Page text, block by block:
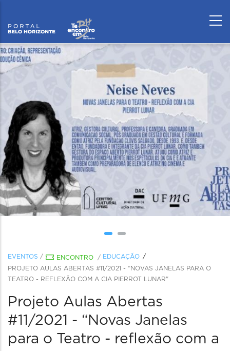
EVENTOS / ENCONTRO / EDUCAÇÃO
PROJETO AULAS ABERTAS #11/2021 - “NOVAS JANELAS PARA O
TEATRO - REFLEXÃO COM A CIA PIERROT LUNAR"
Projeto Aulas Abertas
#11/2021 - “Novas Janelas
para o Teatro - reflexão com a